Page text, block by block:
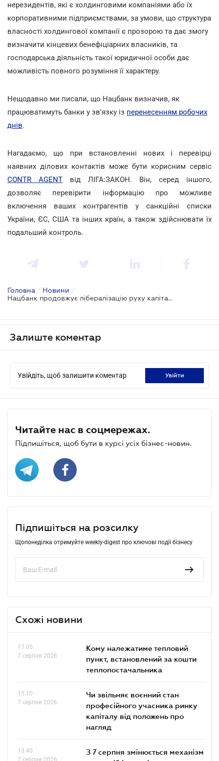
нерезидентів, які є холдинговими компаніями або їх
корпоративними підприємствами, за умови, що структура
власності холдингової компанії є прозорою та дає змогу
визначити кінцевих бенефіціарних власників, та
господарська діяльність такої юридичної особи дає
можливість повного розуміння її характеру.
Нещодавно ми писали, що Нацбанк визначив, як
працюватимуть банки у зв'язку із перенесенням робочих
днів.
Нагадаємо, що при встановленні нових і перевірці
наявних ділових контактів може бути корисним сервіс
CONTR AGENT від ЛІГА:ЗАКОН. Він, серед іншого,
дозволяє перевірити інформацію про можливе
включення ваших контрагентів у санкційні списки
України, ЄС, США та інших країн, а також здійснювати їх
подальший контроль.
Головна / Новини /
Нацбанк продовжує лібералізацію руху капіталу
Залиште коментар
Увійдіть, щоб залишити коментар увійти
Читайте нас в соцмережах.
Підпишіться, щоб бути в курсі усіх бізнес-новин.
Підпишіться на розсилку
Щопонеділка отримуйте weekly-digest про ключові події бізнесу
Схожі новини
17.05
7 серпня 2026
Кому належатиме тепловий
пункт, встановлений за кошти
теплопостачальника
15.10
7 серпня 2026
Чи звільняє воєнний стан
професійного учасника ринку
капіталу від положень про
нагляд
13.40
7 серпня 2026
З 7 серпня змінюється механізм